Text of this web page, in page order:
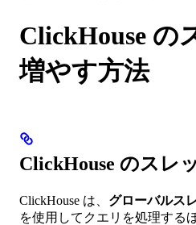
ClickHouse の
増やす方法
ClickHouse のスレ
ClickHouse は、 グローバルス
を使用してクエリを処理する